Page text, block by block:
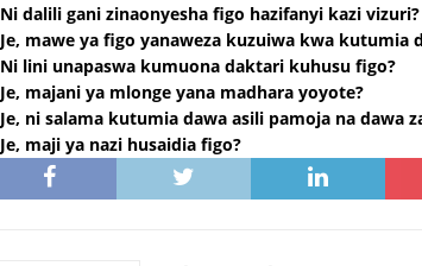
Ni dalili gani zinaonyesha figo hazifanyi kazi vizuri?
Je, mawe ya figo yanaweza kuzuiwa kwa kutumia
Ni lini unapaswa kumuona daktari kuhusu figo?
Je, majani ya mlonge yana madhara yoyote?
Je, ni salama kutumia dawa asili pamoja na dawa
Je, maji ya nazi husaidia figo?